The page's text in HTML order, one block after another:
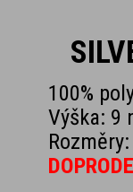
100%
Výška: 9